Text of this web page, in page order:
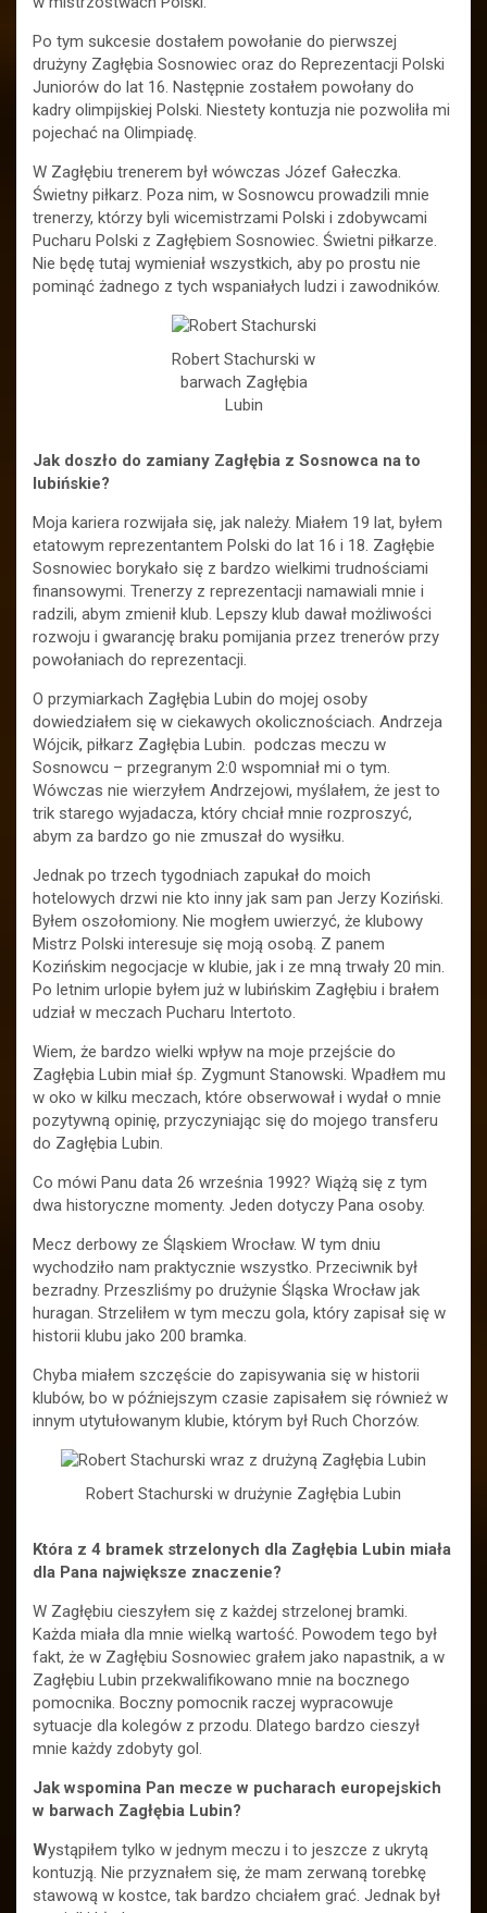
Po tym sukcesie dostałem powołanie do pierwszej
drużyny Zagłębia Sosnowiec oraz do Reprezentacji Polski
Juniorów do lat 16. Następnie zostałem powołany do
kadry olimpijskiej Polski. Niestety kontuzja nie pozwoliła mi
pojechać na Olimpiadę.
W Zagłębiu trenerem był wówczas Józef Gałeczka.
Świetny piłkarz. Poza nim, w Sosnowcu prowadzili mnie
trenerzy, którzy byli wicemistrzami Polski i zdobywcami
Pucharu Polski z Zagłębiem Sosnowiec. Świetni piłkarze.
Nie będę tutaj wymieniał wszystkich, aby po prostu nie
pominąć żadnego z tych wspaniałych ludzi i zawodników.
Robert Stachurski w
barwach Zagłębia
Lubin
Jak doszło do zamiany Zagłębia z Sosnowca na to
lubińskie?
Moja kariera rozwijała się, jak należy. Miałem 19 lat, byłem
etatowym reprezentantem Polski do lat 16 i 18. Zagłębie
Sosnowiec borykało się z bardzo wielkimi trudnościami
finansowymi. Trenerzy z reprezentacji namawiali mnie i
radzili, abym zmienił klub. Lepszy klub dawał możliwości
rozwoju i gwarancję braku pomijania przez trenerów przy
powołaniach do reprezentacji.
O przymiarkach Zagłębia Lubin do mojej osoby
dowiedziałem się w ciekawych okolicznościach. Andrzeja
Wójcik, piłkarz Zagłębia Lubin. podczas meczu w
Sosnowcu – przegranym 2:0 wspomniał mi o tym.
Wówczas nie wierzyłem Andrzejowi, myślałem, że jest to
trik starego wyjadacza, który chciał mnie rozproszyć,
abym za bardzo go nie zmuszał do wysiłku.
Jednak po trzech tygodniach zapukał do moich
hotelowych drzwi nie kto inny jak sam pan Jerzy Koziński.
Byłem oszołomiony. Nie mogłem uwierzyć, że klubowy
Mistrz Polski interesuje się moją osobą. Z panem
Kozińskim negocjacje w klubie, jak i ze mną trwały 20 min.
Po letnim urlopie byłem już w lubińskim Zagłębiu i brałem
udział w meczach Pucharu Intertoto.
Wiem, że bardzo wielki wpływ na moje przejście do
Zagłębia Lubin miał śp. Zygmunt Stanowski. Wpadłem mu
w oko w kilku meczach, które obserwował i wydał o mnie
pozytywną opinię, przyczyniając się do mojego transferu
do Zagłębia Lubin.
Co mówi Panu data 26 września 1992? Wiążą się z tym
dwa historyczne momenty. Jeden dotyczy Pana osoby.
Mecz derbowy ze Śląskiem Wrocław. W tym dniu
wychodziło nam praktycznie wszystko. Przeciwnik był
bezradny. Przeszliśmy po drużynie Śląska Wrocław jak
huragan. Strzeliłem w tym meczu gola, który zapisał się w
historii klubu jako 200 bramka.
Chyba miałem szczęście do zapisywania się w historii
klubów, bo w późniejszym czasie zapisałem się również w
innym utytułowanym klubie, którym był Ruch Chorzów.
Robert Stachurski w drużynie Zagłębia Lubin
Która z 4 bramek strzelonych dla Zagłębia Lubin miała
dla Pana największe znaczenie?
W Zagłębiu cieszyłem się z każdej strzelonej bramki.
Każda miała dla mnie wielką wartość. Powodem tego był
fakt, że w Zagłębiu Sosnowiec grałem jako napastnik, a w
Zagłębiu Lubin przekwalifikowano mnie na bocznego
pomocnika. Boczny pomocnik raczej wypracowuje
sytuacje dla kolegów z przodu. Dlatego bardzo cieszył
mnie każdy zdobyty gol.
Jak wspomina Pan mecze w pucharach europejskich
w barwach Zagłębia Lubin?
Wystąpiłem tylko w jednym meczu i to jeszcze z ukrytą
kontuzją. Nie przyznałem się, że mam zerwaną torebkę
stawową w kostce, tak bardzo chciałem grać. Jednak był